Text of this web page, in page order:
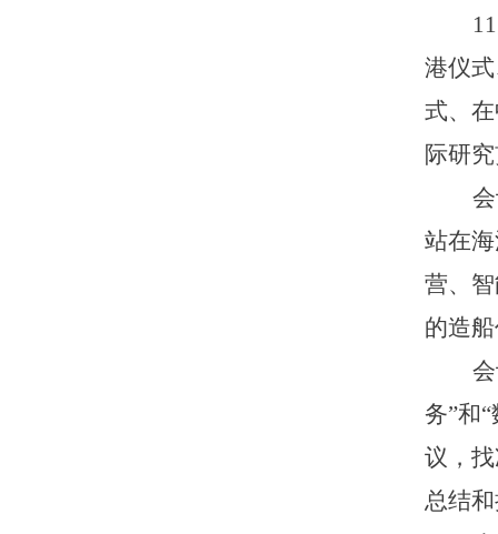
11
港仪式
式、
际研
站在
营、
的造
务”和
议，
总结